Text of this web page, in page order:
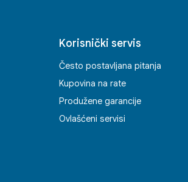
Korisnički servis
Često postavljana pitanja
Kupovina na rate
Produžene garancije
Ovlašćeni servisi